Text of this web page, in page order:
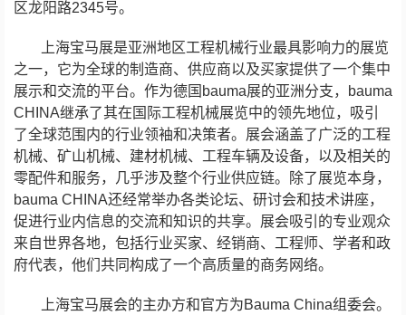
区龙阳路2345号。
上海宝马展是亚洲地区工程机械行业最具影响力的展览
之一，它为全球的制造商、供应商以及买家提供了一个集中
展示和交流的平台。作为德国bauma展的亚洲分支，bauma
CHINA继承了其在国际工程机械展览中的领先地位，吸引
了全球范围内的行业领袖和决策者。展会涵盖了广泛的工程
机械、矿山机械、建材机械、工程车辆及设备，以及相关的
零配件和服务，几乎涉及整个行业供应链。除了展览本身，
bauma CHINA还经常举办各类论坛、研讨会和技术讲座，
促进行业内信息的交流和知识的共享。展会吸引的专业观众
来自世界各地，包括行业买家、经销商、工程师、学者和政
府代表，他们共同构成了一个高质量的商务网络。
上海宝马展会的主办方和官方为Bauma China组委会。